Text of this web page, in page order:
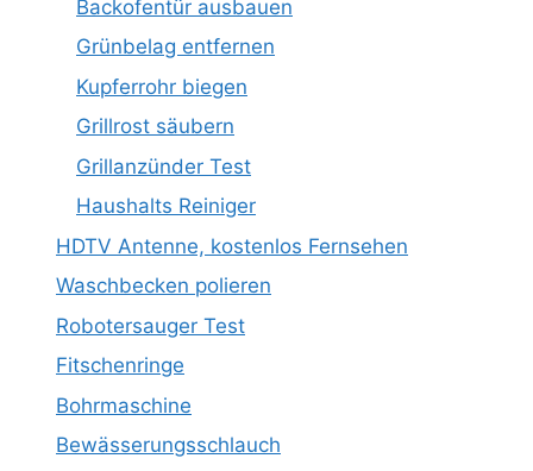
Backofentür ausbauen
Grünbelag entfernen
Kupferrohr biegen
Grillrost säubern
Grillanzünder Test
Haushalts Reiniger
HDTV Antenne, kostenlos Fernsehen
Waschbecken polieren
Robotersauger Test
Fitschenringe
Bohrmaschine
Bewässerungsschlauch